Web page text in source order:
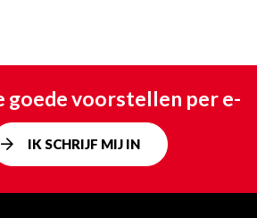
goede voorstellen per e-
IK SCHRIJF MIJ IN